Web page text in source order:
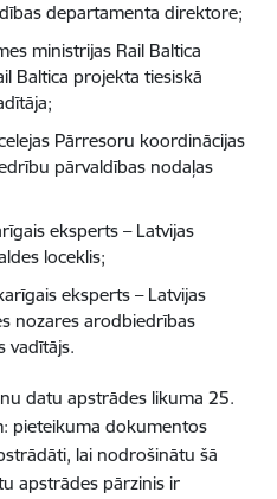
departamenta direktore;
ministrijas Rail Baltica
Baltica projekta tiesiskā
Pārresoru koordinācijas
pārvaldības nodaļas
eksperts – Latvijas
loceklis;
eksperts – Latvijas
nozares arodbiedrības
vadītājs.
datu apstrādes likuma 25.
pieteikuma dokumentos
lai nodrošinātu šā
apstrādes pārzinis ir